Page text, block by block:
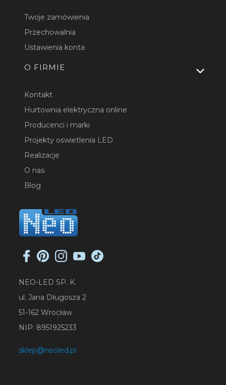
Twoje zamówienia
Przechowalnia
Ustawienia konta
O FIRMIE
Kontakt
Hurtownia elektryczna online
Producenci i marki
Projekty oświetlenia LED
Realizacje
O nas
Blog
NEO-LED SP. K.
ul. Jana Długosza 2
51-162 Wrocław
NIP: 8951925233
sklep@neoled.pl